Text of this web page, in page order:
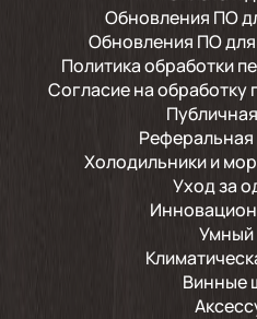
Обновления ПО
Обновления ПО
Политика обработки
Согласие на
Холодильники и
Уход за
Винные